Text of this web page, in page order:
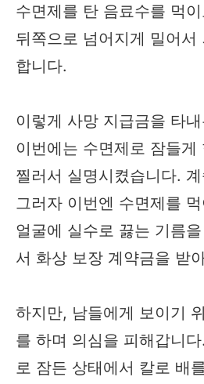
수면제를 탄 음료수를 먹
뒤쪽으로 넘어지게 밀어서
합니다.
이렇게 사망 지급금을 타
이번에는 수면제로 잠들게
찔러서 실명시켰습니다.
그러자 이번엔 수면제를
얼굴에 실수로 끓는 기름
서 화상 보장 계약금을 받
하지만, 남들에게 보이기
를 하며 의심을 피해갑니
로 잠든 상태에서 칼로 배